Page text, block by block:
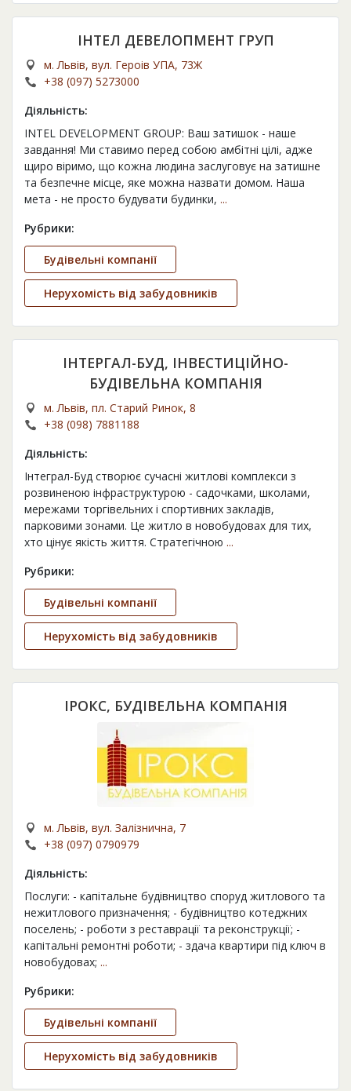
ІНТЕЛ ДЕВЕЛОПМЕНТ ГРУП
м. Львів, вул. Героів УПА, 73Ж
+38 (097) 5273000
Діяльність:
INTEL DEVELOPMENT GROUP: Ваш затишок - наше
завдання! Ми ставимо перед собою амбітні цілі, адже
щиро віримо, що кожна людина заслуговує на затишне
та безпечне місце, яке можна назвати домом. Наша
мета - не просто будувати будинки, ...
Рубрики:
Будівельні компанії
Нерухомість від забудовників
ІНТЕРГАЛ-БУД, ІНВЕСТИЦІЙНО-
БУДІВЕЛЬНА КОМПАНІЯ
м. Львів, пл. Старий Ринок, 8
+38 (098) 7881188
Діяльність:
Інтеграл-Буд створює сучасні житлові комплекси з
розвиненою інфраструктурою - садочками, школами,
мережами торгівельних і спортивних закладів,
парковими зонами. Це житло в новобудовах для тих,
хто цінує якість життя. Стратегічною ...
Рубрики:
Будівельні компанії
Нерухомість від забудовників
ІРОКС, БУДІВЕЛЬНА КОМПАНІЯ
м. Львів, вул. Залізнична, 7
+38 (097) 0790979
Діяльність:
Послуги: - капітальне будівництво споруд житлового та
нежитлового призначення; - будівництво котеджних
поселень; - роботи з реставрації та реконструкції; -
капітальні ремонтні роботи; - здача квартири під ключ в
новобудовах; ...
Рубрики:
Будівельні компанії
Нерухомість від забудовників